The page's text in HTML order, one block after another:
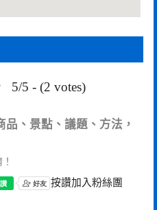
5/5 - (2 votes)
品、景點、議題、方法，
按讚加入粉絲團